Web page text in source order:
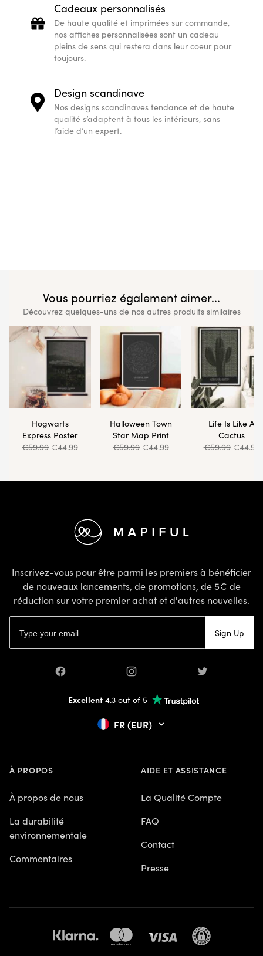
Cadeaux personnalisés
De haute qualité et imprimées sur commande,
nos affiches personnalisées sont un cadeau
pleins de sens qui restera dans leur coeur pour
toujours.
Design scandinave
Nos designs scandinaves tendance et de haute
qualité s’adaptent à tous les intérieurs, sans
l’aide d’un expert.
Vous pourriez également aimer...
Découvrez quelques-uns de nos autres produits similaires
Hogwarts
Express Poster
€59.99 €44.99
Halloween Town
Star Map Print
€59.99 €44.99
Life Is Like A
Cactus
€59.99 €44.99
Inscrivez-vous pour être parmi les premiers à bénéficier
de nouveaux lancements, de promotions, de 5€ de
réduction sur votre premier achat et d'autres nouvelles.
Sign Up
Facebook Instagram Twitter
Excellent4.3 out of 5
FR (EUR)
À PROPOS
À propos de nous
La durabilité
environnementale
Commentaires
AIDE ET ASSISTANCE
La Qualité Compte
FAQ
Contact
Presse